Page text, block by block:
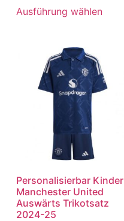
von 5
Ausführung wählen
Personalisierbar Kinder
Manchester United
Auswärts Trikotsatz
2024-25